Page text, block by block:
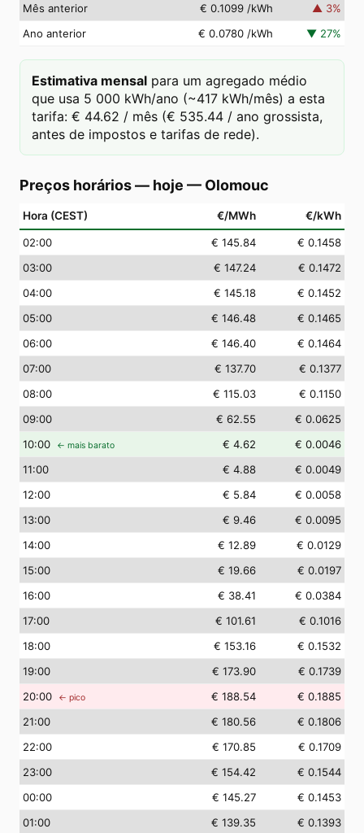
Mês anterior
€ 0.1099 /kWh ▲ 3%
Ano anterior
€ 0.0780 /kWh ▼ 27%
Estimativa mensal para um agregado médio
que usa 5 000 kWh/ano (~417 kWh/mês) a esta
tarifa: € 44.62 / mês (€ 535.44 / ano grossista,
antes de impostos e tarifas de rede).
Preços horários — hoje — Olomouc
Hora (CEST) €/MWh €/kWh
02:00 € 145.84
€ 0.1458
03:00 € 147.24
€ 0.1472
04:00 € 145.18
€ 0.1452
05:00 € 146.48
€ 0.1465
06:00 € 146.40
€ 0.1464
07:00 € 137.70
€ 0.1377
08:00 € 115.03
€ 0.1150
09:00 € 62.55
€ 0.0625
10:00 ← mais barato € 4.62
€ 0.0046
11:00 € 4.88
€ 0.0049
12:00 € 5.84
€ 0.0058
13:00 € 9.46
€ 0.0095
14:00 € 12.89
€ 0.0129
15:00 € 19.66
€ 0.0197
16:00 € 38.41
€ 0.0384
17:00 € 101.61
€ 0.1016
18:00 € 153.16
€ 0.1532
19:00 € 173.90
€ 0.1739
20:00 ← pico € 188.54
€ 0.1885
21:00 € 180.56
€ 0.1806
22:00 € 170.85
€ 0.1709
23:00 € 154.42
€ 0.1544
00:00 € 145.27
€ 0.1453
01:00 € 139.35 € 0.1393